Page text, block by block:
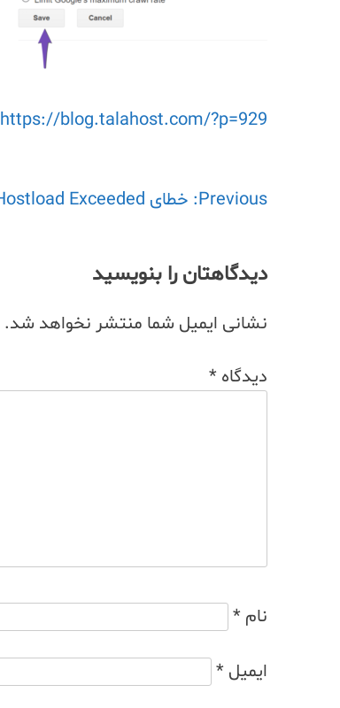
https://blog.talahost.com/?p=929
راهبری
Previous: خطای Failed: Hostload Exceeded در کنسول گوگل
دیدگاهتان را بنویسید
نشانی ایمیل شما منتشر نخواهد شد.
دیدگاه *
نام *
ایمیل *